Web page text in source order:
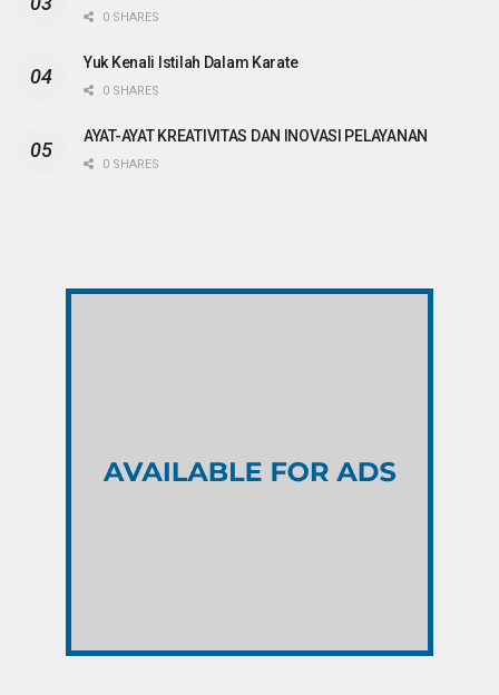
0 SHARES
Yuk Kenali Istilah Dalam Karate
0 SHARES
AYAT-AYAT KREATIVITAS DAN INOVASI PELAYANAN
0 SHARES